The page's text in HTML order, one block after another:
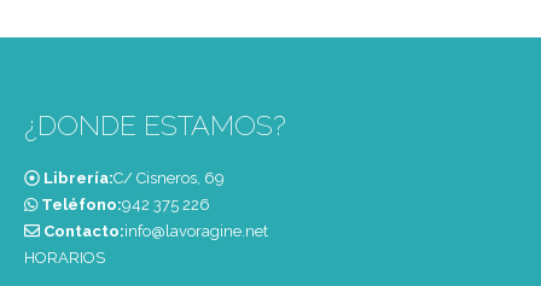
¿DONDE ESTAMOS?
Librería:C/ Cisneros, 69
Teléfono:‭942 375 226‬
Contacto:info@lavoragine.net
HORARIOS